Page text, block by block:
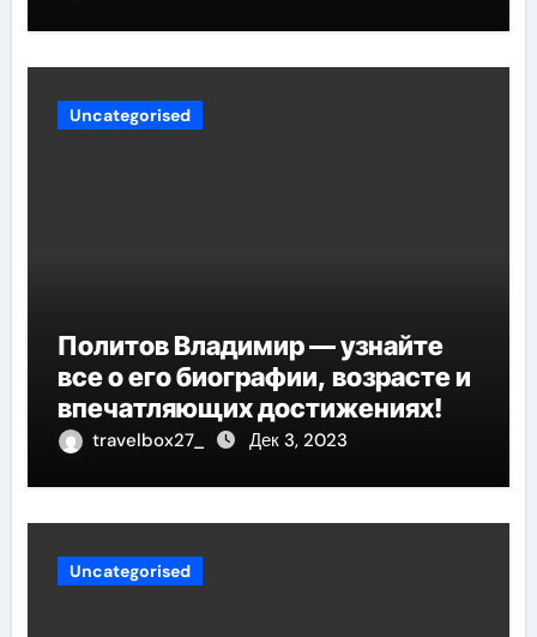
Uncategorised
Политов Владимир — узнайте
все о его биографии, возрасте и
впечатляющих достижениях!
travelbox27_ Дек 3, 2023
Uncategorised